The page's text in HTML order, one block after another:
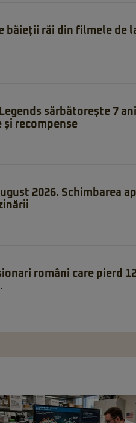
băieții răi din filmele de
sărbătorește 7
recompense
2026. Schimbarea
români care pierd